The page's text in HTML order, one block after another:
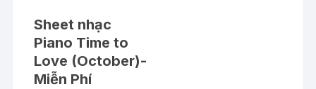
Sheet nhạc
Piano Time to
Love (October)-
Miễn Phí